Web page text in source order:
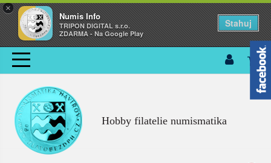
×
Numis Info
TRIPON DIGITAL s.r.o.
ZDARMA - Na Google Play
Stahuj
Hobby filatelie numismatika